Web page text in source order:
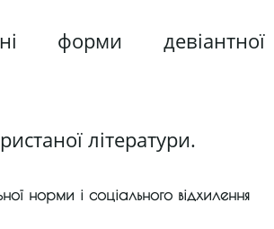
форми девіантної
літератури.
норми і соціального відхилення